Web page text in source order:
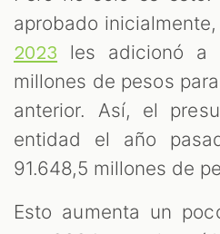
aprobado inicialmente,
2023 les adicionó a
millones de pesos
anterior. Así, el
entidad el año
91.648,5 millones de
Esto aumenta un